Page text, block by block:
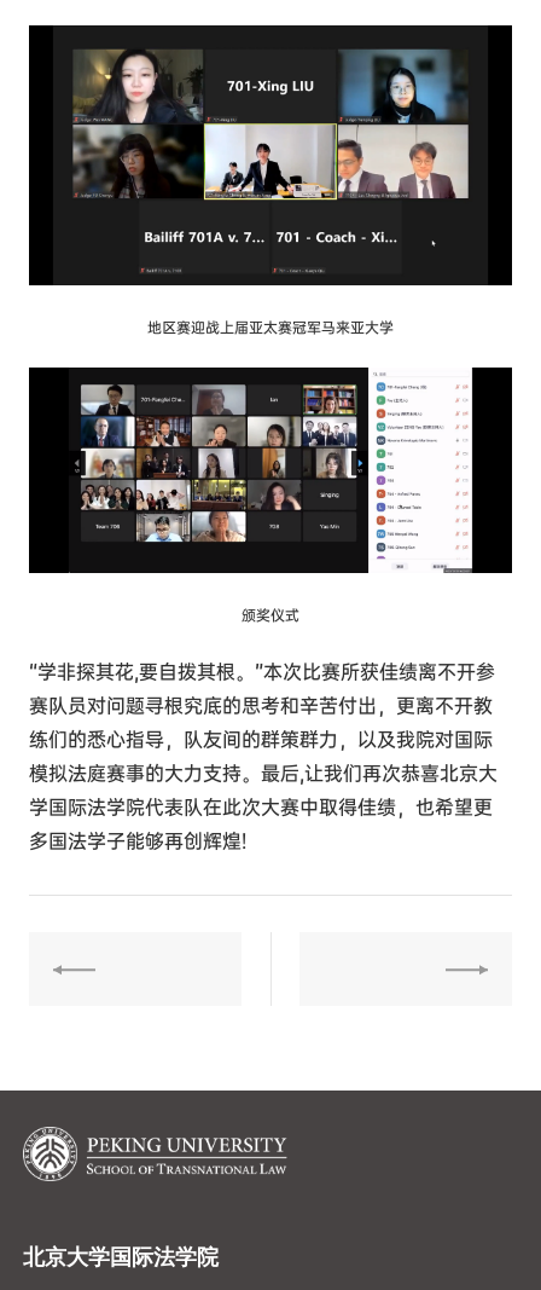
地区赛迎战上届亚太赛冠军马来亚大学
颁奖仪式
“学非探其花,要自拨其根。”本次比赛所获佳绩离不开参
赛队员对问题寻根究底的思考和辛苦付出，更离不开教
练们的悉心指导，队友间的群策群力，以及我院对国际
模拟法庭赛事的大力支持。最后,让我们再次恭喜北京大
学国际法学院代表队在此次大赛中取得佳绩，也希望更
多国法学子能够再创辉煌!
北京大学国际法学院